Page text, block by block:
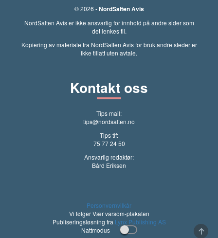
© 2026 -NordSalten Avis
NordSalten Avis er ikke ansvarlig for innhold på andre sider som
det lenkes til.
Kopiering av materiale fra NordSalten Avis for bruk andre steder er
ikke tillatt uten avtale.
Kontakt oss
Tips mail:
tips@nordsalten.no
Tips tlf:
75 77 24 50
Ansvarlig redaktør:
Bård Eriksen
Personvernvilkår
Vi følger Vær varsom-plakaten
Publiseringsløsning fra Lynx Publishing AS
Nattmodus